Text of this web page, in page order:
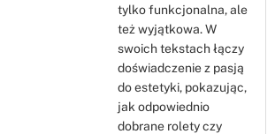
tylko funkcjonalna, ale
też wyjątkowa. W
swoich tekstach łączy
doświadczenie z pasją
do estetyki, pokazując,
jak odpowiednio
dobrane rolety czy